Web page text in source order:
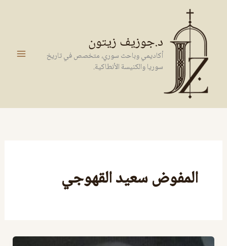
المحتوى
د.جوزيف زيتون
أكاديمي وباحث سوري، متخصص في تاريخ
سوريا والكنيسة الأنطاكية.
المفوض سعيد القهوجي